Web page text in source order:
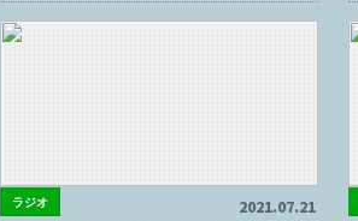
ラジオ 2021.07.21